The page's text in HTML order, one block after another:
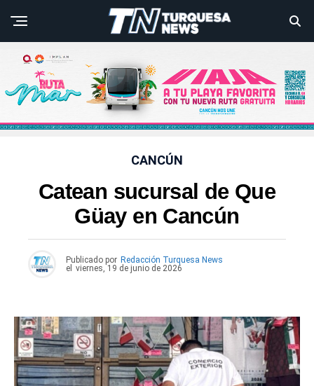
CANCÚN
Catean sucursal de Que
Güay en Cancún
Publicado por Redacción Turquesa News
el viernes, 19 de junio de 2026